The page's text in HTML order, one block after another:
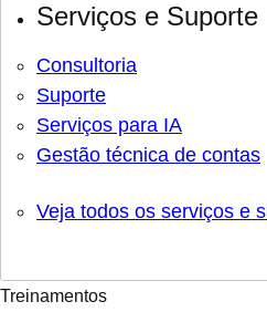
Serviços e Suporte
Consultoria
Suporte
Serviços para IA
Gestão técnica de contas
Veja todos os serviços e
Treinamentos